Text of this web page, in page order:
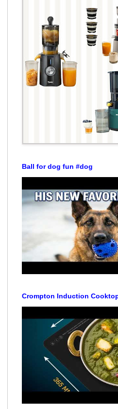
Ball for dog fun #dog
Crompton Induction